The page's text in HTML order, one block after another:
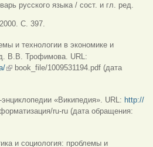
русского языка / сост. и гл. ред.
С. 397.
и технологии в экономике и
В.В. Трофимова. URL:
(внешняя ссылка)
book_file/1009531194.pdf (дата
«Википедия». URL: http://
ru-ru (дата обращения:
и социология: проблемы и